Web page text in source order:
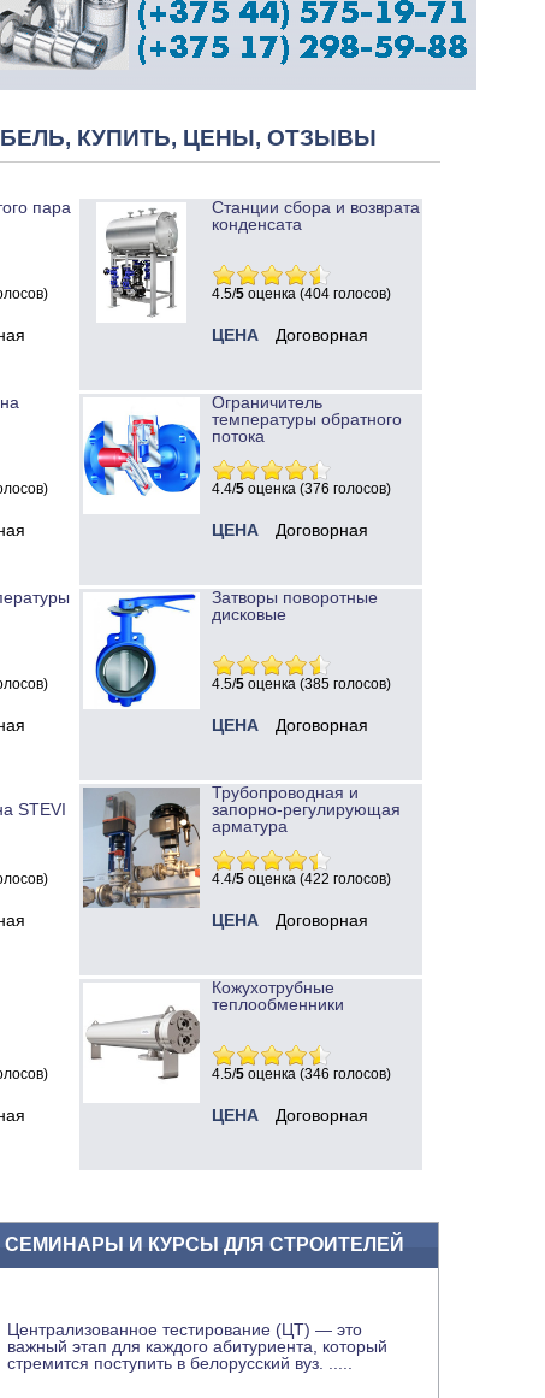
КУПИТЬ, ЦЕНЫ, ОТЗЫВЫ
пара
Станции сбора и возврата
конденсата
4.5/5 оценка (404 голосов)
ЦЕНА Договорная
Ограничитель
температуры обратного
потока
4.4/5 оценка (376 голосов)
ЦЕНА Договорная
Затворы поворотные
дисковые
4.5/5 оценка (385 голосов)
ЦЕНА Договорная
STEVI
Трубопроводная и
запорно-регулирующая
арматура
4.4/5 оценка (422 голосов)
ЦЕНА Договорная
Кожухотрубные
теплообменники
4.5/5 оценка (346 голосов)
ЦЕНА Договорная
СЕМИНАРЫ И КУРСЫ ДЛЯ СТРОИТЕЛЕЙ
Централизованное тестирование (ЦТ) — это
важный этап для каждого абитуриента, который
стремится поступить в белорусский вуз.